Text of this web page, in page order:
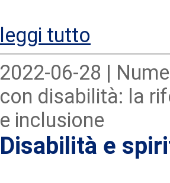
leggi tutto
2022-06-28 |
con disabilità: la
e inclusione
Disabilità e